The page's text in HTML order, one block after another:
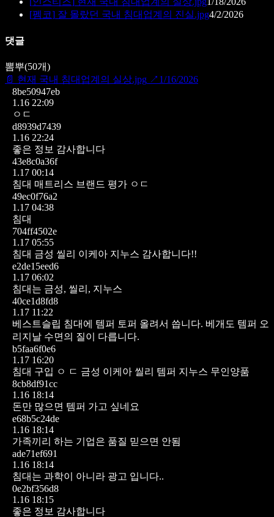
[펨코] 잘 몰랐던 국내 침대업계의 진실.jpg4/2/2026
댓글
뽐뿌(50개)
📄 현재 국내 침대업계의 실상.jpg ↗ 1/16/2026
8be50947eb
1.16 22:09
ㅇㄷ
d8939d7439
1.16 22:24
좋은 정보 감사합니다
43e8c0a36f
1.17 00:14
침대 매트리스 브랜드 평가 ㅇㄷ
49ec0f76a2
1.17 04:38
침대
704ff4502e
1.17 05:55
침대 금성 씰리 이케아 지누스 감사합니다!!
e2de15eed6
1.17 06:02
침대는 금성, 씰리, 지누스
40ce1d8fd8
1.17 11:22
베스트슬립 침대에 템퍼 토퍼 올려서 씁니다. 베개도 템퍼 오
리지날 수면의 질이 다릅니다.
b5faa6f0e6
1.17 16:20
침대 구입 ㅇ ㄷ 금성 이케아 씰리 템퍼 지누스 무인양품
8cb8df91cc
1.16 18:14
돈만 많으면 템퍼 가고 싶네요
e68b5c24de
1.16 18:14
가족끼리 하는 기업은 품질 믿으면 안됨
ade71ef691
1.16 18:14
침대는 과학이 아니라 광고 입니다..
0e2bf356d8
1.16 18:15
좋은 정보 감사합니다